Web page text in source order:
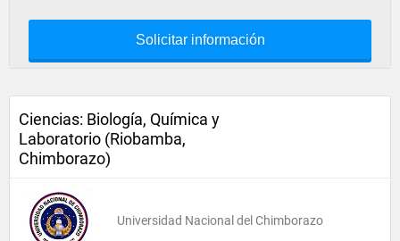
Solicitar información
Ciencias: Biología, Química y
Laboratorio (Riobamba,
Chimborazo)
Universidad Nacional del Chimborazo